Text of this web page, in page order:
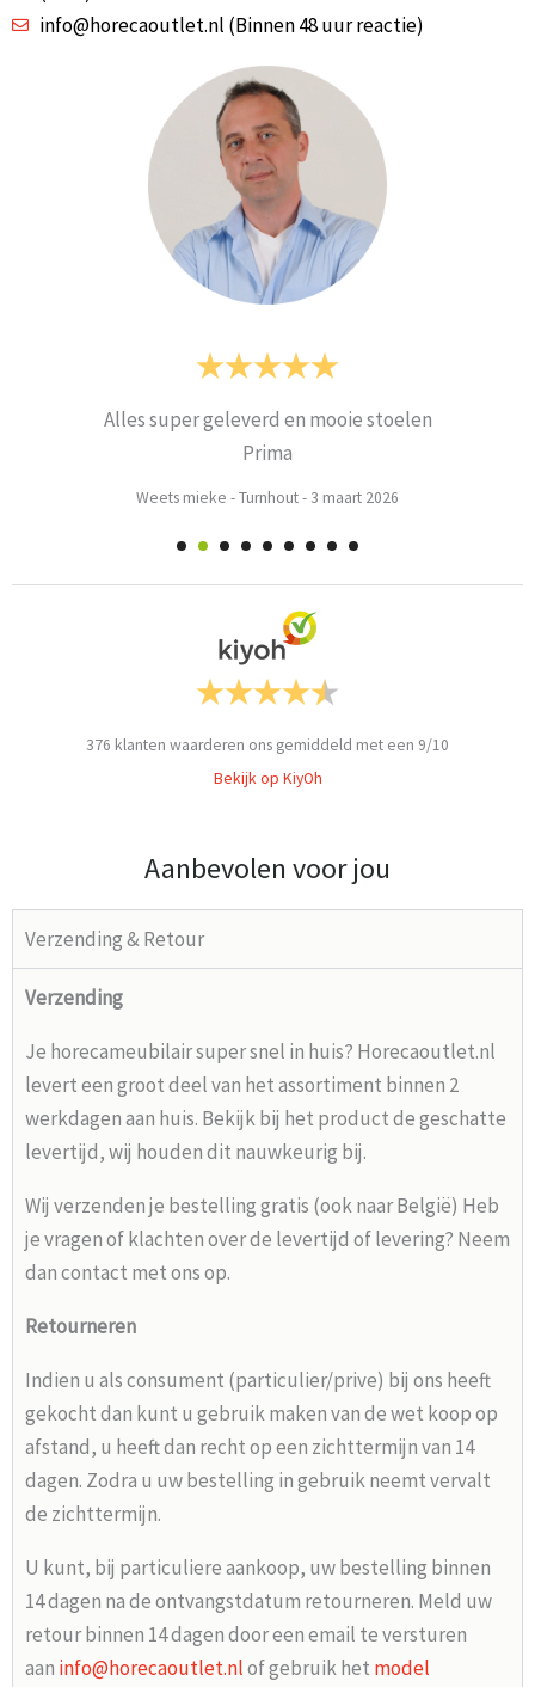
info@horecaoutlet.nl (Binnen 48 uur reactie)
Alles super geleverd en mooie stoelen
Prima
Weets mieke -Turnhout- 3 maart 2026
376 klanten waarderen ons gemiddeld met een 9/10
Bekijk op KiyOh
Aanbevolen voor jou
Verzending & Retour
Verzending
Je horecameubilair super snel in huis? Horecaoutlet.nl
levert een groot deel van het assortiment binnen 2
werkdagen aan huis. Bekijk bij het product de geschatte
levertijd, wij houden dit nauwkeurig bij.
Wij verzenden je bestelling gratis (ook naar België) Heb
je vragen of klachten over de levertijd of levering? Neem
dan contact met ons op.
Retourneren
Indien u als consument (particulier/prive) bij ons heeft
gekocht dan kunt u gebruik maken van de wet koop op
afstand, u heeft dan recht op een zichttermijn van 14
dagen. Zodra u uw bestelling in gebruik neemt vervalt
de zichttermijn.
U kunt, bij particuliere aankoop, uw bestelling binnen
14 dagen na de ontvangstdatum retourneren. Meld uw
retour binnen 14 dagen door een email te versturen
aan info@horecaoutlet.nlof gebruik het model